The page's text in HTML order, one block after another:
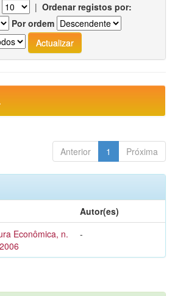
| Ordenar registos por:
Por ordem
Anterior 1 Próxima
Autor(es)
Econômica, n.
-